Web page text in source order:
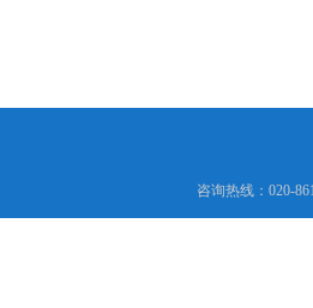
咨询热线：020-